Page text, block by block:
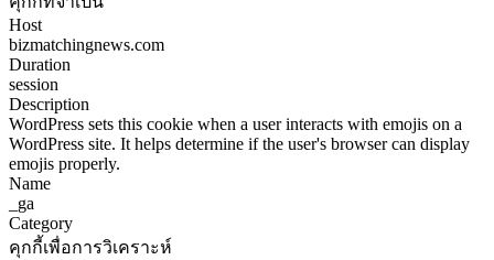
Host
bizmatchingnews.com
Duration
session
Description
WordPress sets this cookie when a user interacts with emojis on a
WordPress site. It helps determine if the user's browser can display
emojis properly.
Name
_ga
Category
คุกกี้เพื่อการวิเคราะห์